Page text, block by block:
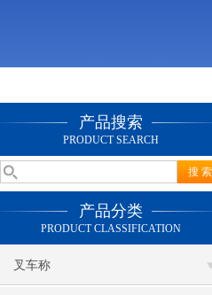
产品搜索
PRODUCT SEARCH
产品分类
PRODUCT CLASSIFICATION
叉车称